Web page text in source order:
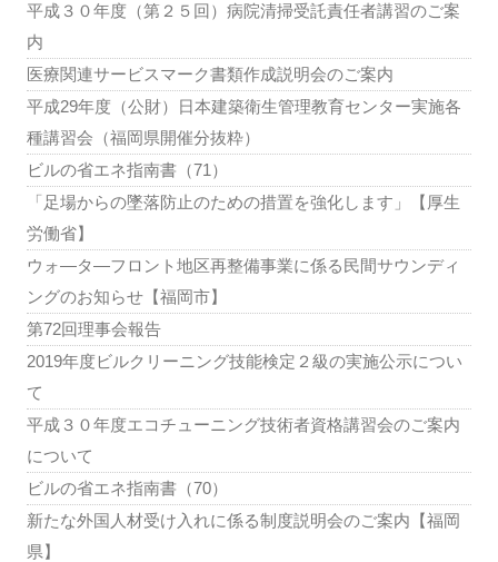
平成３０年度（第２５回）病院清掃受託責任者講習のご案
内
医療関連サービスマーク書類作成説明会のご案内
平成29年度（公財）日本建築衛生管理教育センター実施各
種講習会（福岡県開催分抜粋）
ビルの省エネ指南書（71）
「足場からの墜落防止のための措置を強化します」【厚生
労働省】
ウォ―タ―フロント地区再整備事業に係る民間サウンディ
ングのお知らせ【福岡市】
第72回理事会報告
2019年度ビルクリーニング技能検定２級の実施公示につい
て
平成３０年度エコチューニング技術者資格講習会のご案内
について
ビルの省エネ指南書（70）
新たな外国人材受け入れに係る制度説明会のご案内【福岡
県】